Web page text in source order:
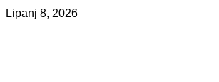
Lipanj 8, 2026